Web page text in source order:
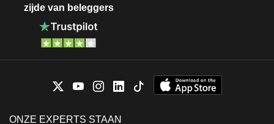
zijde van beleggers
ONZE EXPERTS STAAN